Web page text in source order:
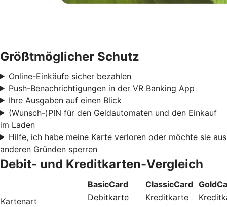
Größtmöglicher Schutz
Online-Einkäufe sicher bezahlen
Push-Benachrichtigungen in der VR Banking App
Ihre Ausgaben auf einen Blick
(Wunsch-)PIN für den Geldautomaten und den Einkauf
im Laden
Hilfe, ich habe meine Karte verloren oder möchte sie aus
anderen Gründen sperren
Debit- und Kreditkarten-Vergleich
BasicCard ClassicCard
Kartenart
Debitkarte Kreditkarte